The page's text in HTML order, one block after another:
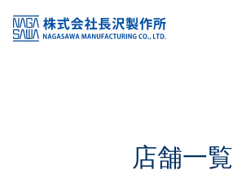
KSS加盟店・取扱店情報
店舗一覧
店舗一覧